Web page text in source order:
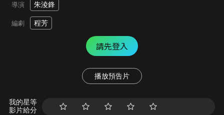
導演 朱淩鋒
編劇 程芳
請先登入
播放預告片
我的星等
影片給分